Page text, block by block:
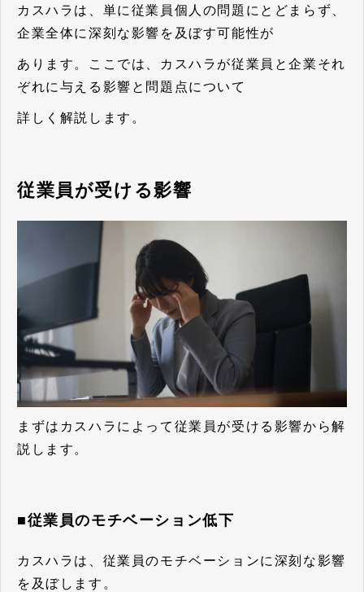
カスハラは、単に従業員個人の問題にとどまらず、
企業全体に深刻な影響を及ぼす可能性が
あります。ここでは、カスハラが従業員と企業それ
ぞれに与える影響と問題点について
詳しく解説します。
従業員が受ける影響
まずはカスハラによって従業員が受ける影響から解
説します。
■従業員のモチベーション低下
カスハラは、従業員のモチベーションに深刻な影響
を及ぼします。